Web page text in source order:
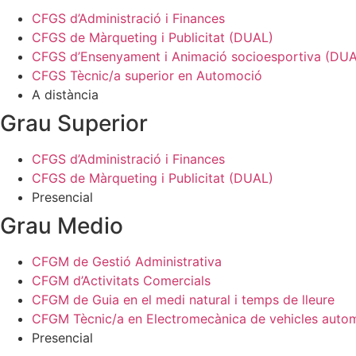
CFGS d’Administració i Finances
CFGS de Màrqueting i Publicitat (DUAL)
CFGS d’Ensenyament i Animació socioesportiva
CFGS Tècnic/a superior en Automoció
A distància
Grau Superior
CFGS d’Administració i Finances
CFGS de Màrqueting i Publicitat (DUAL)
Presencial
Grau Medio
CFGM de Gestió Administrativa
CFGM d’Activitats Comercials
CFGM de Guia en el medi natural i temps de lleure
CFGM Tècnic/a en Electromecànica de vehicles
Presencial